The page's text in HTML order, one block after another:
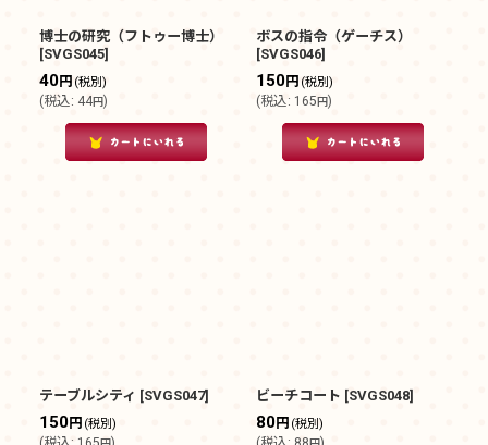
博士の研究（フトゥー博士）
[SVGS045]
40円 (税別)
(税込: 44円)
ボスの指令（ゲーチス）
[SVGS046]
150円 (税別)
(税込: 165円)
テーブルシティ [SVGS047]
150円 (税別)
ビーチコート [SVGS048]
80円 (税別)